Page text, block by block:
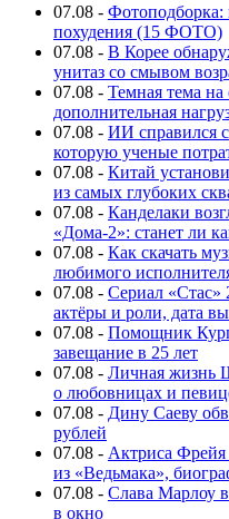
07.08 - Фотоподборка:
похудения (15 ФОТО)
07.08 - В Корее
унитаз со смывом
07.08 - Темная тема на
дополнительная
07.08 - ИИ справился с
которую ученые
07.08 - Китай
из самых глубоких
07.08 - Канделаки
«Дома-2»: станет ли
07.08 - Как скачать
любимого
07.08 - Сериал
актёры и роли, дата
07.08 - Помощник
завещание в 25 лет
07.08 - Личная жизнь
о любовницах и
07.08 - Дину Саеву
рублей
07.08 - Актриса
из «Ведьмака»,
07.08 - Слава Марлоу
в окно